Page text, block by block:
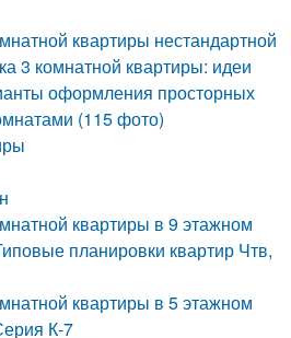
квартиры нестандартной
3 комнатной квартиры: идеи
оформления просторных
(115 фото)
квартиры в 9 этажном
планировки квартир Чтв,
квартиры в 5 этажном
К-7